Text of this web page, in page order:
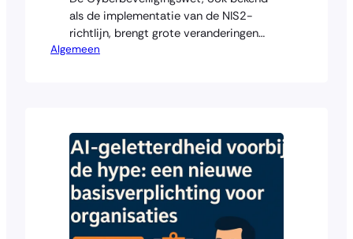
als de implementatie van de NIS2-
richtlijn, brengt grote veranderingen
voor organisaties in Nederland. Veel
een wet is en de ander een norm, sluiten
ze nauw…
Algemeen